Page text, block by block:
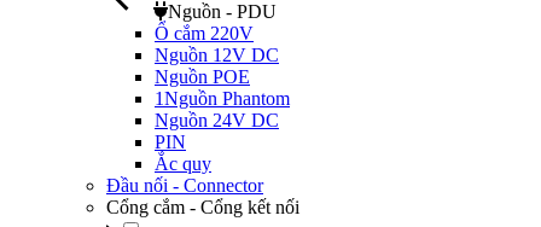
Nguồn - PDU
Ổ cắm 220V
Nguồn 12V DC
Nguồn POE
1Nguồn Phantom
Nguồn 24V DC
PIN
Ắc quy
Đầu nối - Connector
Cổng cắm - Cổng kết nối